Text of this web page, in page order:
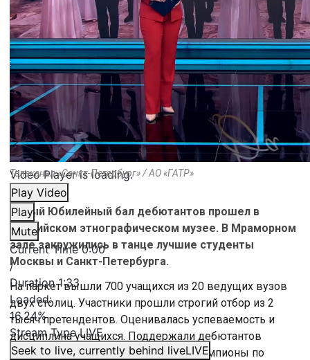
Video Player is loading.
Play Video
Play
Mute
Current Time0:00
/
Duration1:33
Loaded:
16.24%
Stream TypeLIVE
Seek to live, currently behind liveLIVE
Телеканал «Санкт-Петербург» / АО «ГАТР»
Пятый Юбилейный бал дебютантов прошел в
Российском этнографическом музее. В Мраморном
зале закружились в танце лучшие студенты
Москвы и Санкт-Петербурга.
На паркет вышли 700 учащихся из 20 ведущих вузов
двух столиц. Участники прошли строгий отбор из 2
тысяч претендентов. Оценивалась успеваемость и
дисциплина учащихся. Поддержали дебютантов
артисты ведущих театров страны и чемпионы по